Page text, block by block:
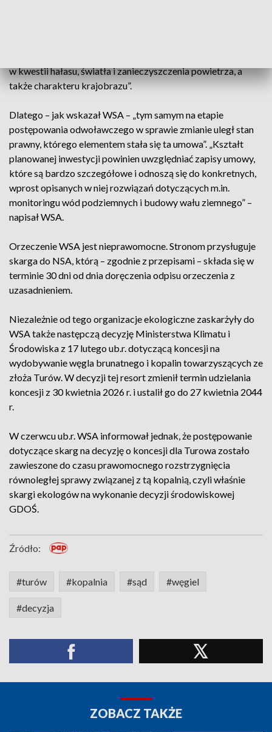
w kwestii hałasu, światła i zanieczyszczenia powietrza, a
także charakteru krajobrazu”.
Dlatego – jak wskazał WSA – „tym samym na etapie
postępowania odwoławczego w sprawie zmianie uległ stan
prawny, którego elementem stała się ta umowa”. „Kształt
planowanej inwestycji powinien uwzględniać zapisy umowy,
które są bardzo szczegółowe i odnoszą się do konkretnych,
wprost opisanych w niej rozwiązań dotyczących m.in.
monitoringu wód podziemnych i budowy wału ziemnego” –
napisał WSA.
Orzeczenie WSA jest nieprawomocne. Stronom przysługuje
skarga do NSA, którą – zgodnie z przepisami – składa się w
terminie 30 dni od dnia doręczenia odpisu orzeczenia z
uzasadnieniem.
Niezależnie od tego organizacje ekologiczne zaskarżyły do
WSA także następczą decyzję Ministerstwa Klimatu i
Środowiska z 17 lutego ub.r. dotyczącą koncesji na
wydobywanie węgla brunatnego i kopalin towarzyszących ze
złoża Turów. W decyzji tej resort zmienił termin udzielania
koncesji z 30 kwietnia 2026 r. i ustalił go do 27 kwietnia 2044
r.
W czerwcu ub.r. WSA informował jednak, że postępowanie
dotyczące skarg na decyzję o koncesji dla Turowa zostało
zawieszone do czasu prawomocnego rozstrzygnięcia
równoległej sprawy związanej z tą kopalnią, czyli właśnie
skargi ekologów na wykonanie decyzji środowiskowej
GDOŚ.
Źródło:
#turów #kopalnia #sąd #węgiel
#decyzja
ZOBACZ TAKŻE